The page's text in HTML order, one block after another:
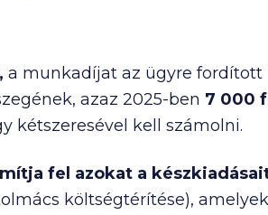
a munkadíjat az ügyre
azaz 2025-ben 7 000
kétszeresével kell számolni.
fel azokat a
költségtérítése),